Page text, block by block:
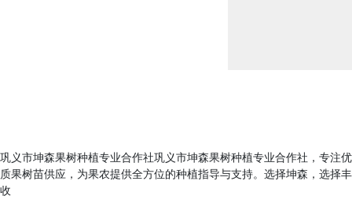
巩义市坤森果树种植专业合作社巩义市坤森果树种植专业合作社，专注优
质果树苗供应，为果农提供全方位的种植指导与支持。选择坤森，选择丰
收